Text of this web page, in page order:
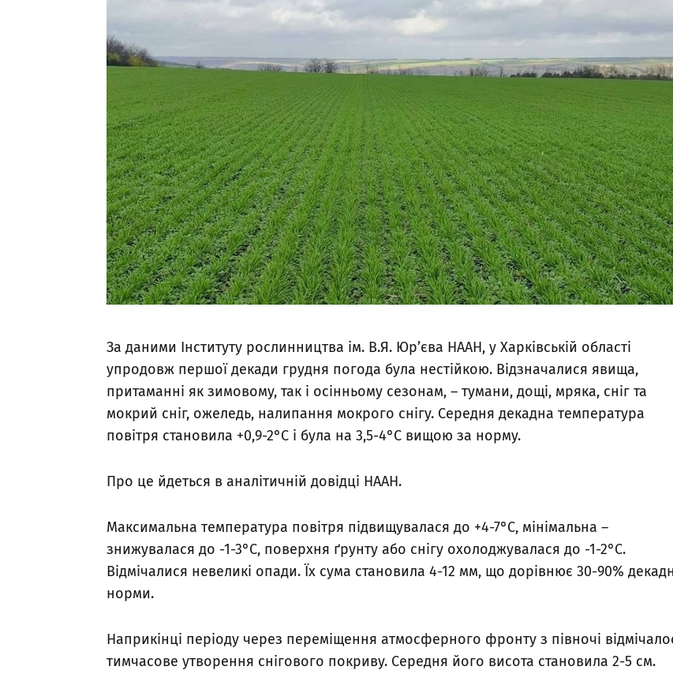
За даними Інституту рослинництва ім. В.Я. Юр’єва НААН, у Харківській області
упродовж першої декади грудня погода була нестійкою. Відзначалися явища,
притаманні як зимовому, так і осінньому сезонам, – тумани, дощі, мряка, сніг та
мокрий сніг, ожеледь, налипання мокрого снігу. Середня декадна температура
повітря становила +0,9-2°С і була на 3,5-4°С вищою за норму.
Про це йдеться в аналітичній довідці НААН.
Максимальна температура повітря підвищувалася до +4-7°С, мінімальна –
знижувалася до -1-3°С, поверхня ґрунту або снігу охолоджувалася до -1-2°С.
Відмічалися невеликі опади. Їх сума становила 4-12 мм, що дорівнює 30-90%
норми.
Наприкінці періоду через переміщення атмосферного фронту з півночі
тимчасове утворення снігового покриву. Середня його висота становила 2-5 см.